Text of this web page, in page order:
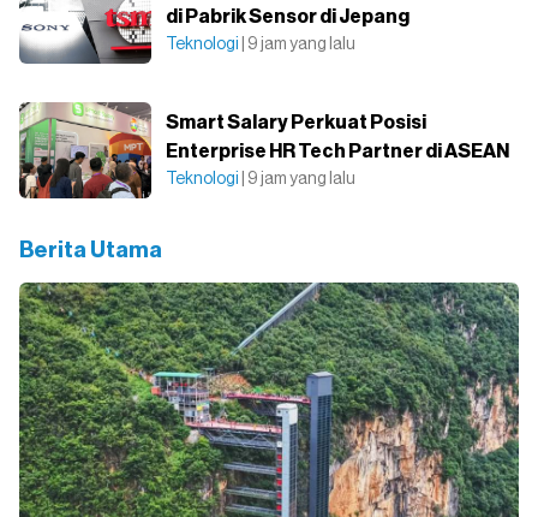
di Pabrik Sensor di Jepang
Teknologi | 9 jam yang lalu
Smart Salary Perkuat Posisi
Enterprise HR Tech Partner di ASEAN
Teknologi | 9 jam yang lalu
Berita Utama